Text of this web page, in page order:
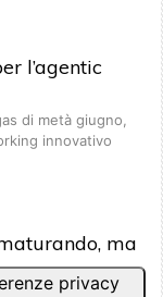
l’agentic
di metà giugno,
innovativo
ma